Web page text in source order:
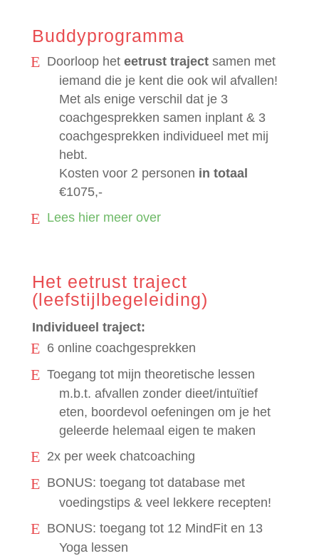
Buddyprogramma
Doorloop het eetrust trajectsamen met
iemand die je kent die ook wil afvallen!
Met als enige verschil dat je 3
coachgesprekken samen inplant & 3
coachgesprekken individueel met mij
hebt.
Kosten voor 2 personen in totaal
€1075,-
Lees hier meer over
Het eetrust traject
(leefstijlbegeleiding)
Individueel traject:
6 online coachgesprekken
Toegang tot mijn theoretische lessen
m.b.t. afvallen zonder dieet/intuïtief
eten, boordevol oefeningen om je het
geleerde helemaal eigen te maken
2x per week chatcoaching
BONUS: toegang tot database met
voedingstips & veel lekkere recepten!
BONUS: toegang tot 12 MindFit en 13
Yoga lessen